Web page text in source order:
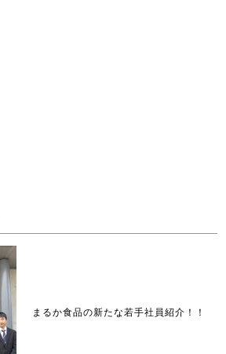
まるか食品の新たな若手社員紹介！！